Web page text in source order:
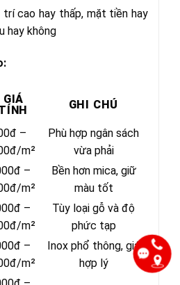
trí cao hay thấp, mặt tiền hay
hay không
GIÁ
GHI CHÚ
–
m²
Phù hợp ngân sách
vừa phải
–
m²
Bền hơn mica, giữ
màu tốt
–
m²
Tùy loại gỗ và độ
phức tạp
–
m²
Inox phổ thông, giá
hợp lý